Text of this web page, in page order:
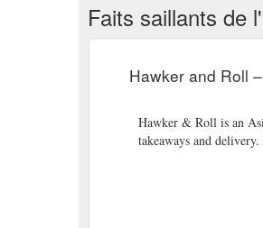
Faits saillants de
Hawker and Roll
Hawker & Roll is an
takeaways and